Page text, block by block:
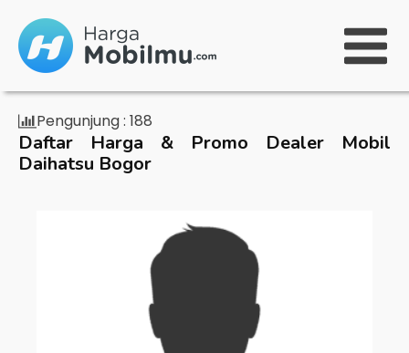
Pengunjung : 188
Daftar Harga & Promo Dealer Mobil
Daihatsu Bogor